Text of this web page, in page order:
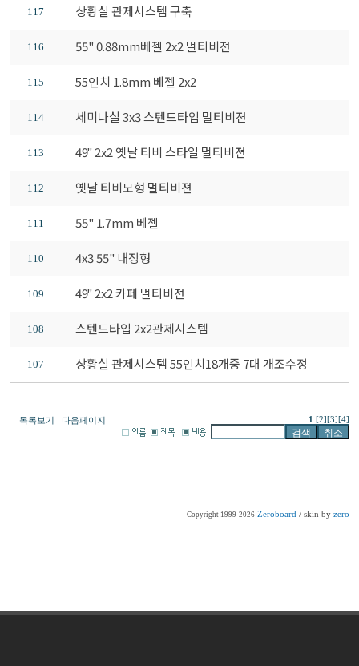
117 상황실 관제시스템 구축
116 55" 0.88mm베젤 2x2 멀티비젼
115 55인치 1.8mm 베젤 2x2
114 세미나실 3x3 스텐드타입 멀티비젼
113 49" 2x2 옛날 티비 스타일 멀티비젼
112 옛날 티비모형 멀티비젼
111 55" 1.7mm 베젤
110 4x3 55" 내장형
109 49" 2x2 카페 멀티비젼
108 스텐드타입 2x2관제시스템
107 상황실 관제시스템 55인치18개중 7대 개조수정
목록보기 다음페이지 1 [2] [3] [4]
Copyright 1999-2026 Zeroboard / skin by zero